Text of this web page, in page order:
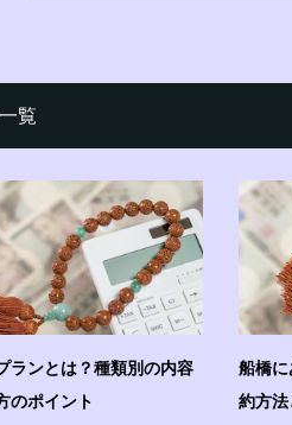
覧
ランとは？種類別の内容
のポイント
船橋
約方